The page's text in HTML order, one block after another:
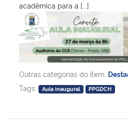
acadêmica para a [...]
Outras categorias do item:
Tags:
Aula inaugural PPGDCH